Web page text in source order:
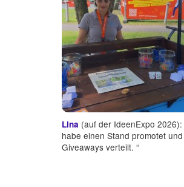
Lina (auf der IdeenExpo 2026):
habe einen Stand promotet und
Giveaways verteilt. “